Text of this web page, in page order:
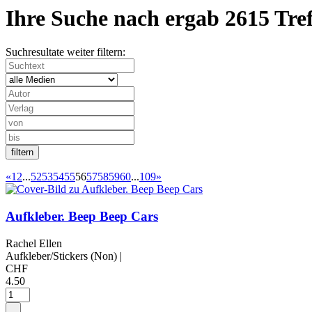
Ihre Suche nach ergab 2615
Suchresultate weiter filtern:
«12...525354555657585960...109»
Aufkleber. Beep Beep Cars
Rachel Ellen
Aufkleber/Stickers (Non) |
CHF
4.50